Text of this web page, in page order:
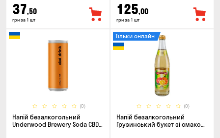
37,50
грн за 1 шт
125,00
грн за 1 шт
(0)
Напій безалкогольний
Underwood Brewery Soda CBD
(0)
Тільки онлайн
Напій безалкогольний
Грузинський букет зі смаком